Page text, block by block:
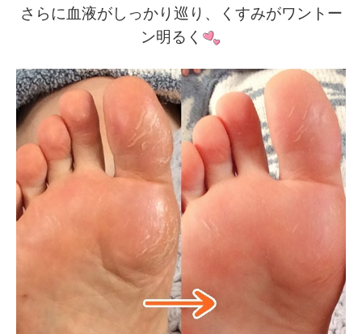
さらに血液がしっかり巡り、くすみがワントー
ン明るく